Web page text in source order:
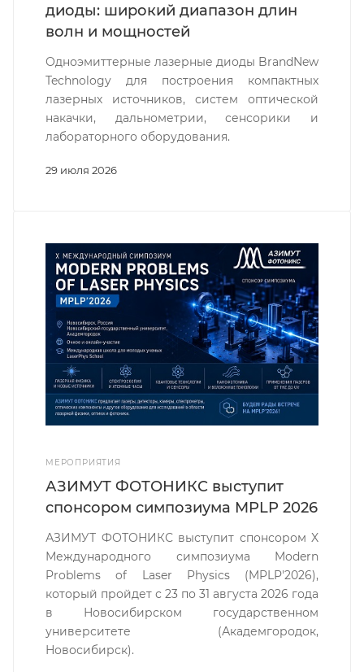
29 июля 2026
диоды: широкий диапазон длин
волн и мощностей
Одноэмиттерные лазерные диоды BrandNew
Technology для построения компактных
лазерных источников, систем оптической
накачки, дальнометрии, сенсорики и
лабораторного оборудования.
МЕРОПРИЯТИЯ
АЗИМУТ ФОТОНИКС выступит
спонсором симпозиума MPLP 2026
АЗИМУТ ФОТОНИКС выступит спонсором X
Международного симпозиума Modern
Problems of Laser Physics (MPLP'2026),
который пройдет с 23 по 31 августа 2026 года
в Новосибирском государственном
университете (Академгородок,
Новосибирск).